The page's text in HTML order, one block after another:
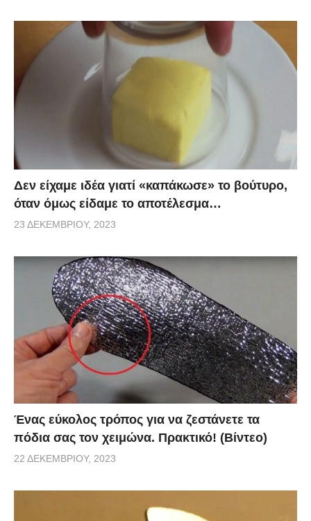
Δεν είχαμε ιδέα γιατί «καπάκωσε» το βούτυρο,
όταν όμως είδαμε το αποτέλεσμα…
23 ΔΕΚΕΜΒΡΊΟΥ, 2023
Ένας εύκολος τρόπος για να ζεστάνετε τα
πόδια σας τον χειμώνα. Πρακτικό! (Βίντεο)
22 ΔΕΚΕΜΒΡΊΟΥ, 2023